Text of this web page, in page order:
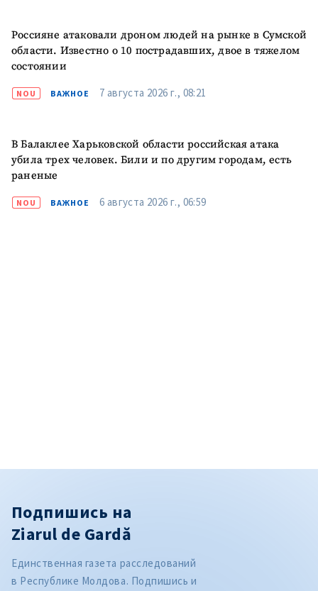
Россияне атаковали дроном людей на рынке в Сумской
области. Известно о 10 пострадавших, двое в тяжелом
состоянии
NOU ВАЖНОЕ 7 августа 2026 г., 08:21
В Балаклее Харьковской области российская атака
убила трех человек. Били и по другим городам, есть
раненые
NOU ВАЖНОЕ 6 августа 2026 г., 06:59
Подпишись на
Ziarul de Gardă
Единственная газета расследований
в Республике Молдова. Подпишись и